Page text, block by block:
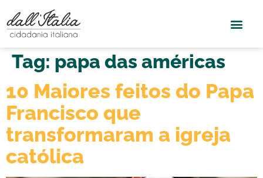
Tag: papa das américas
10 Maiores feitos do Papa
Francisco que
transformaram a igreja
católica